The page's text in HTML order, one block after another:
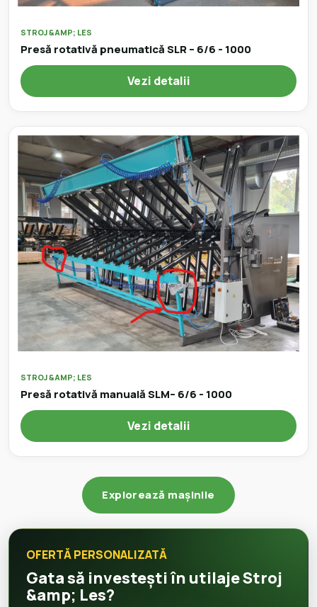
STROJ &AMP; LES
Presă rotativă pneumatică SLR – 6/6 - 1000
Vezi detalii
STROJ &AMP; LES
Presă rotativă manuală SLM– 6/6 - 1000
Vezi detalii
Explorează mașinile
OFERTĂ PERSONALIZATĂ
Gata să investești în utilaje Stroj
&amp; Les?